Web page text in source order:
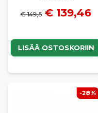
€ 149,5 € 139,46
LISÄÄ OSTOSKORIIN
-28%